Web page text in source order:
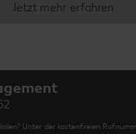
Jetzt mehr erfahren
Unter der kostenfreien